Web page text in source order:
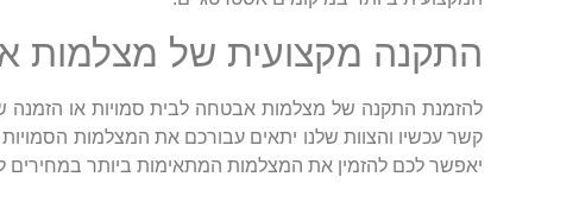
התקנה מקצועית של מצלמות
להזמנת התקנה של מצלמות אבטחה לבית סמויות או הזמנה
קשר עכשיו והצוות שלנו יתאים עבורכם את המצלמות
יאפשר לכם להזמין את המצלמות המתאימות ביותר במחירים